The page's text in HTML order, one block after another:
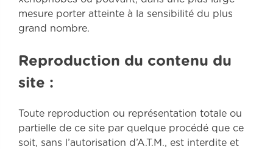
mesure porter atteinte à la sensibilité du plus
grand nombre.
Reproduction du contenu du
site :
Toute reproduction ou représentation totale ou
partielle de ce site par quelque procédé que ce
soit, sans l’autorisation d’A.T.M., est interdite et